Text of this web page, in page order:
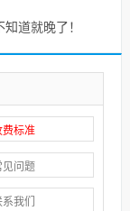
道就晚了！
费标准
见问题
系我们